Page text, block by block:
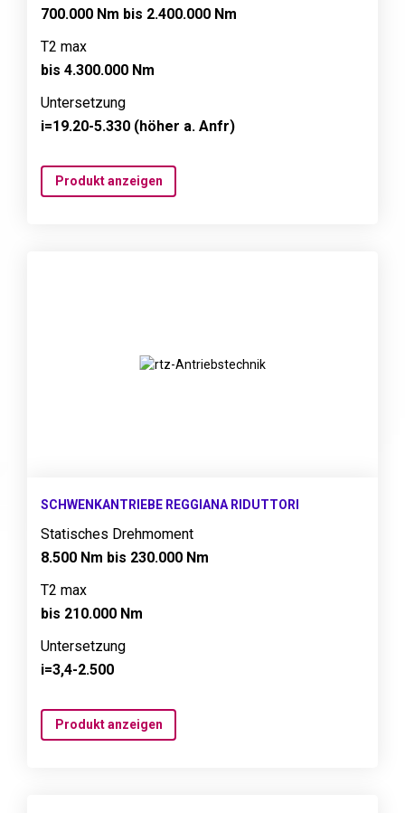
700.000 Nm bis 2.400.000 Nm
T2 max
bis 4.300.000 Nm
Untersetzung
i=19.20-5.330 (höher a. Anfr)
Produkt anzeigen
SCHWENKANTRIEBE REGGIANA RIDUTTORI
Statisches Drehmoment
8.500 Nm bis 230.000 Nm
T2 max
bis 210.000 Nm
Untersetzung
i=3,4-2.500
Produkt anzeigen